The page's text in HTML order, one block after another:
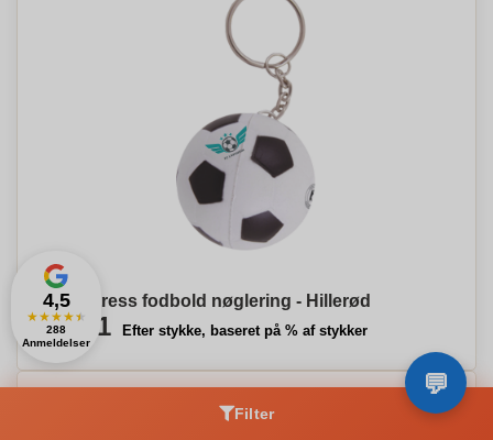
Anti-stress fodbold nøglering - Hillerød
€1,11 Efter stykke, baseret på % af stykker
Filter
4,5
★★★★★
288
Anmeldelser